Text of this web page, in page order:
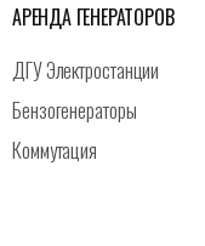
АРЕНДА ГЕНЕРАТОРОВ
ДГУ Электростанции
Бензогенераторы
Коммутация